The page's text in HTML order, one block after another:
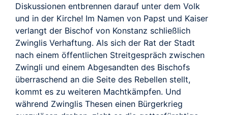
Diskussionen entbrennen darauf unter dem Volk
und in der Kirche! Im Namen von Papst und Kaiser
verlangt der Bischof von Konstanz schließlich
Zwinglis Verhaftung. Als sich der Rat der Stadt
nach einem öffentlichen Streitgespräch zwischen
Zwingli und einem Abgesandten des Bischofs
überraschend an die Seite des Rebellen stellt,
kommt es zu weiteren Machtkämpfen. Und
während Zwinglis Thesen einen Bürgerkrieg